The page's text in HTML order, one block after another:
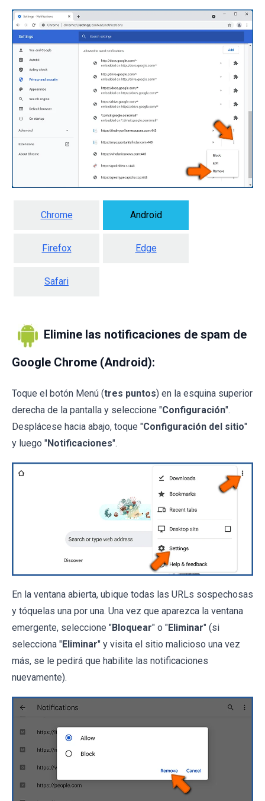
Chrome Android
Firefox Edge
Safari
Elimine las notificaciones de spam de
Google Chrome (Android):
Toque el botón Menú (tres puntos) en la esquina superior
derecha de la pantalla y seleccione "Configuración".
Desplácese hacia abajo, toque "Configuración del sitio"
y luego "Notificaciones".
En la ventana abierta, ubique todas las URLs sospechosas
y tóquelas una por una. Una vez que aparezca la ventana
emergente, seleccione "Bloquear" o "Eliminar" (si
selecciona "Eliminar" y visita el sitio malicioso una vez
más, se le pedirá que habilite las notificaciones
nuevamente).